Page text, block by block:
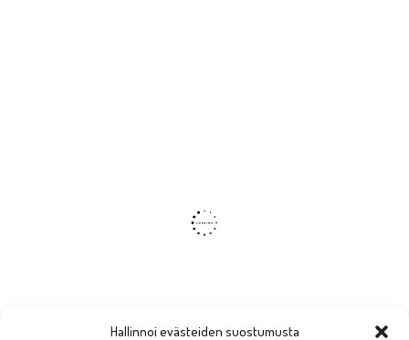
Hallinnoi evästeiden suostumusta